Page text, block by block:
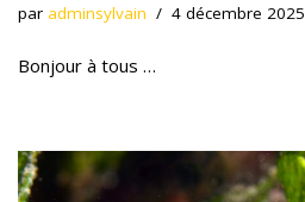
par adminsylvain 4 décembre 2025
Bonjour à tous …